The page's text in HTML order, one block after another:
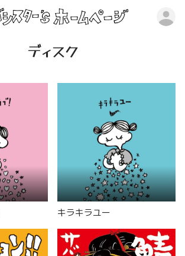
ディスク
キラキラユー